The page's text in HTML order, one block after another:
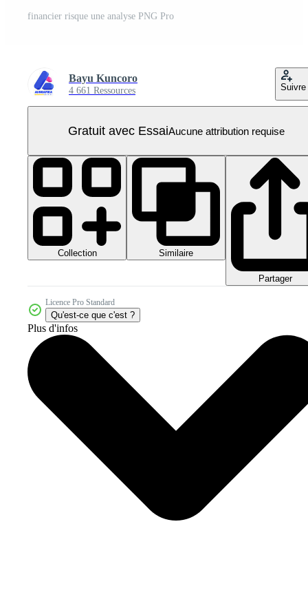
financier risque une analyse PNG Pro
Bayu Kuncoro
4 661 Ressources Suivre
Gratuit avec EssaiAucune attribution requise
Collection Similaire
Partager
Licence Pro Standard
Qu'est-ce que c'est ?
Plus d'infos